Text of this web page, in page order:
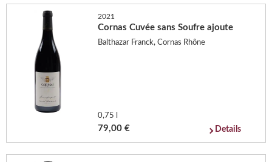
2021
Cornas Cuvée sans Soufre ajoute
Balthazar Franck, Cornas Rhône
0,75 l
79,00 € Details